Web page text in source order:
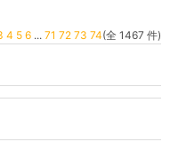
4 5 6 ... 71 72 73 74(全 1467 件)